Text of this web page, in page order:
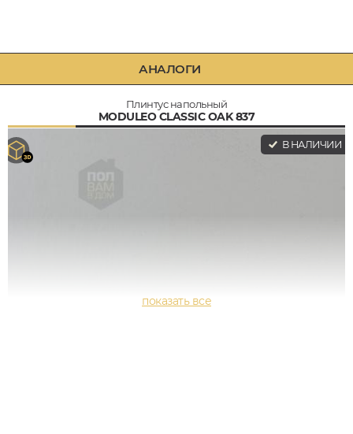
АНАЛОГИ
Плинтус напольный
MODULEO CLASSIC OAK 837
В НАЛИЧИИ